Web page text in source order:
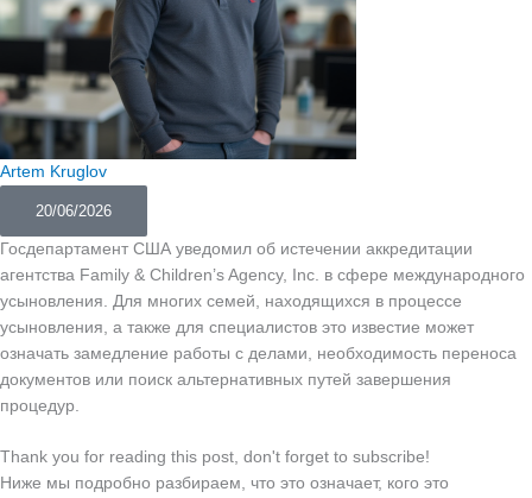
Artem Kruglov
20/06/2026
Госдепартамент США уведомил об истечении аккредитации
агентства Family & Children’s Agency, Inc. в сфере международного
усыновления. Для многих семей, находящихся в процессе
усыновления, а также для специалистов это известие может
означать замедление работы с делами, необходимость переноса
документов или поиск альтернативных путей завершения
процедур.
Thank you for reading this post, don't forget to subscribe!
Ниже мы подробно разбираем, что это означает, кого это